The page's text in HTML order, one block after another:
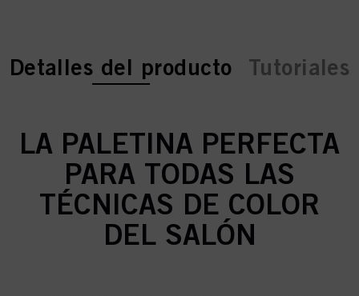
current tab:
current tab:
Detalles del producto Tutoriales
LA PALETINA PERFECTA
PARA TODAS LAS
TÉCNICAS DE COLOR
DEL SALÓN